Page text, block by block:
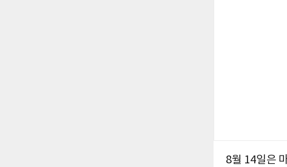
8월 14일은